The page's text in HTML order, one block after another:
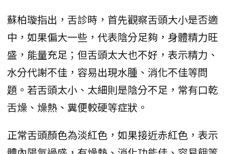
蘇柏璇指出，舌診時，首先觀察舌頭大小是否適
中，如果偏大一些，代表陰分足夠，身體精力旺
盛，能量充足；但舌頭太大也不好，表示精力、
水分代謝不佳，容易出現水腫、消化不佳等問
題。若舌頭太小、太細則是陰分不足，常有口乾
舌燥、燥熱、糞便較硬等症狀。
正常舌頭顏色為淡紅色，如果接近赤紅色，表示